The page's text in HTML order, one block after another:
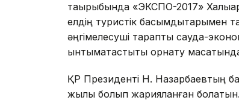
тақырыбында «ЭКСПО-2017»
елдің туристік
әңгімелесуші тарапты сауда-
ынтымақтастықты орнату
ҚР Президенті Н. Назарбаевтың
жылы болып жарияланған болатын.